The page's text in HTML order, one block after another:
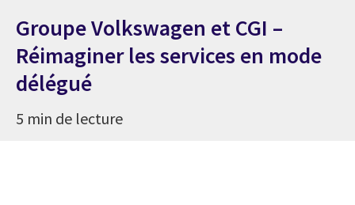
Groupe Volkswagen et CGI –
Réimaginer les services en mode
délégué
5 min de lecture